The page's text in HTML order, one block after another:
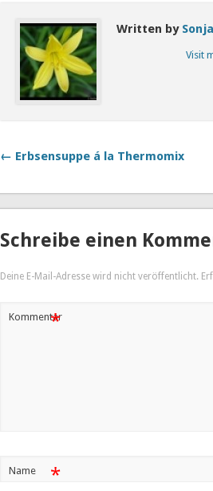
Written by
Visit
← Erbsensuppe á la Thermomix
Schreibe einen
Deine E-Mail-Adresse wird nicht veröffentlicht.
Kommentar
*
Name *